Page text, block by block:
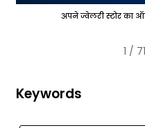
अपने ज्वेलरी स्टोर का
1 / 71
Keywords